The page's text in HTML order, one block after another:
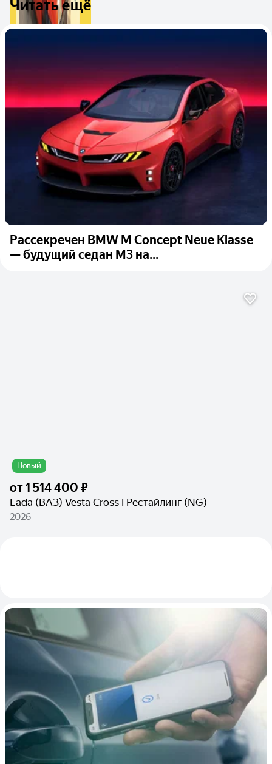
Читать ещё
Рассекречен BMW M Concept Neue Klasse
— будущий седан M3 на...
Новый
от1 514 400 ₽
Lada (ВАЗ) Vesta Cross I Рестайлинг (NG)
2026